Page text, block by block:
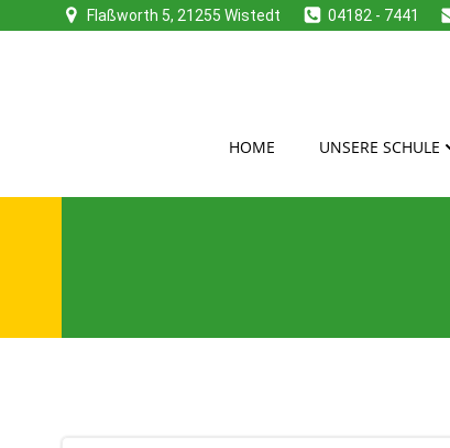
Inhalt
Flaßworth 5, 21255 Wistedt 04182 - 7441
HOME UNSERE SCHULE